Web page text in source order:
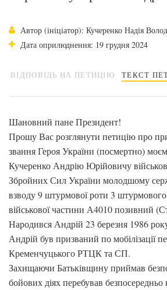
Автор (ініціатор): Кучеренко Надія
Дата оприлюднення: 19 грудня 2024
ВІДПОВІДЬ НА ПЕТИЦІЮ ТЕКСТ
Шановний пане Президент!
Прошу Вас розглянути петицію про
звання Героя України (посмертно)
Кучеренко Андрію Юрійовичу
Збройних Сил України молодшому
взводу 9 штурмової роти 3
військової частини А4010 позивний
Народився Андрій 23 березня 1986
Андрій був призваний по мобілізації
Кременчуцького РТЦК та СП.
Захищаючи Батьківщину приймав
бойових діях перебував